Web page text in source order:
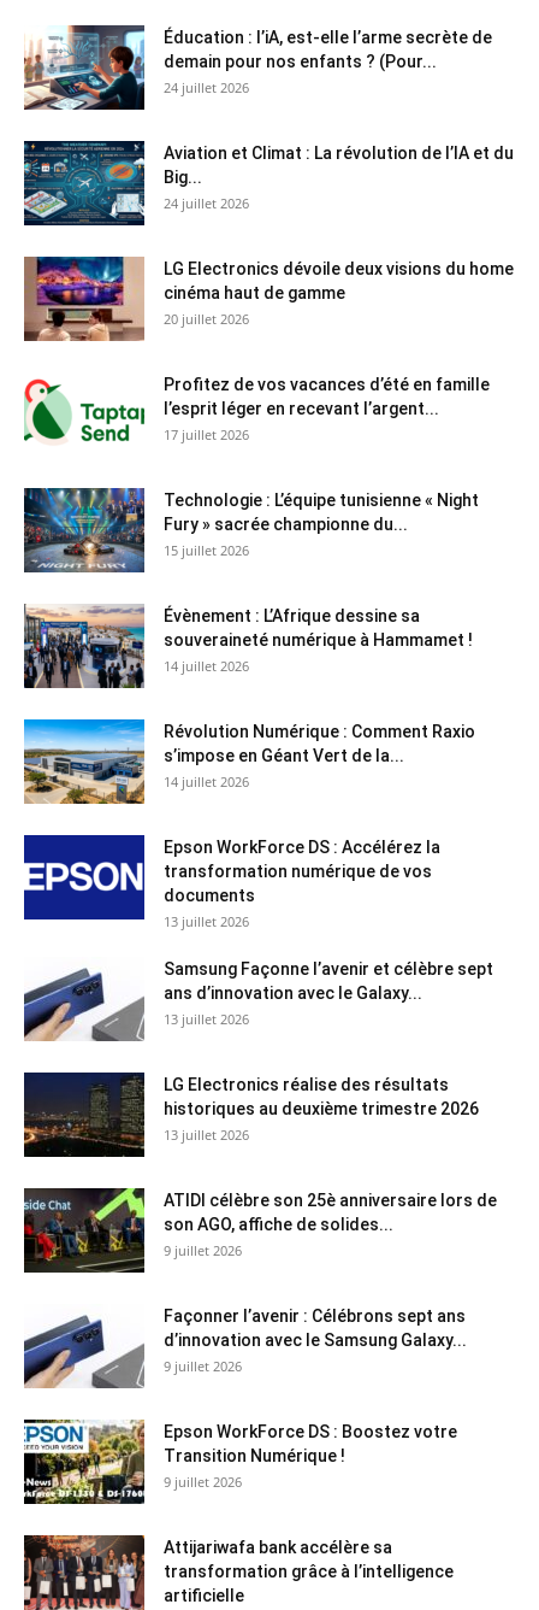
Éducation : l’iA, est-elle l’arme secrète de
demain pour nos enfants ? (Pour...
24 juillet 2026
Aviation et Climat : La révolution de l’IA et du
Big...
24 juillet 2026
LG Electronics dévoile deux visions du home
cinéma haut de gamme
20 juillet 2026
Profitez de vos vacances d’été en famille
l’esprit léger en recevant l’argent...
17 juillet 2026
Technologie : L’équipe tunisienne « Night
Fury » sacrée championne du...
15 juillet 2026
Évènement : L’Afrique dessine sa
souveraineté numérique à Hammamet !
14 juillet 2026
Révolution Numérique : Comment Raxio
s’impose en Géant Vert de la...
14 juillet 2026
Epson WorkForce DS : Accélérez la
transformation numérique de vos
documents
13 juillet 2026
Samsung Façonne l’avenir et célèbre sept
ans d’innovation avec le Galaxy...
13 juillet 2026
LG Electronics réalise des résultats
historiques au deuxième trimestre 2026
13 juillet 2026
ATIDI célèbre son 25è anniversaire lors de
son AGO, affiche de solides...
9 juillet 2026
Façonner l’avenir : Célébrons sept ans
d’innovation avec le Samsung Galaxy...
9 juillet 2026
Epson WorkForce DS : Boostez votre
Transition Numérique !
9 juillet 2026
Attijariwafa bank accélère sa
transformation grâce à l’intelligence
artificielle